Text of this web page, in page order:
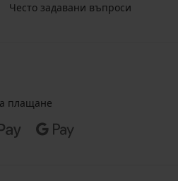
Често задавани въпроси
плащане